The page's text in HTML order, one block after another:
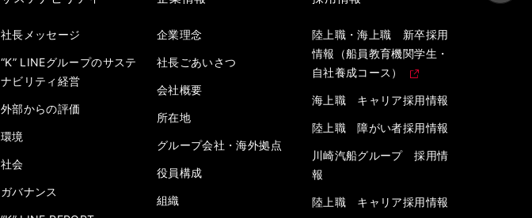
社長メッセージ
“K” LINEグループのサステ
ナビリティ経営
外部からの評価
環境
社会
ガバナンス
企業理念
社長ごあいさつ
会社概要
所在地
グループ会社・海外拠点
役員構成
組織
陸上職・海上職 新卒採用
情報（船員教育機関学生・
自社養成コース）
海上職 キャリア採用情報
陸上職 障がい者採用情報
川崎汽船グループ 採用情
報
陸上職 キャリア採用情報